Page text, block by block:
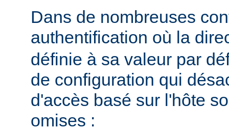
Dans de nombreuses
authentification où la
définie à sa valeur par
de configuration qui
d'accès basé sur l'hôte
omises :